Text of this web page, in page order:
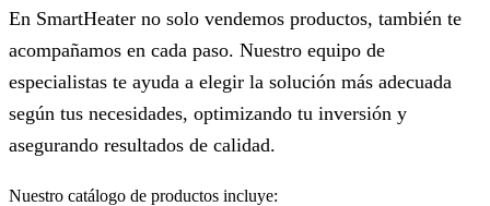
En SmartHeater no solo vendemos productos, también te
acompañamos en cada paso. Nuestro equipo de
especialistas te ayuda a elegir la solución más adecuada
según tus necesidades, optimizando tu inversión y
asegurando resultados de calidad.
Nuestro catálogo de productos incluye: